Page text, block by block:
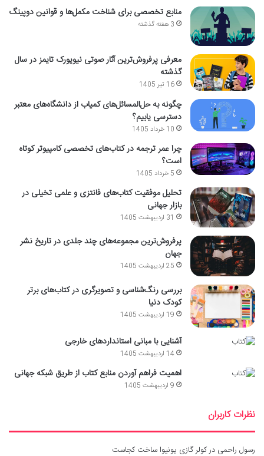
منابع تخصصی برای شناخت مکمل‌ها و قوانین دوپینگ
3 هفته گذشته
معرفی پرفروش‌ترین آثار صوتی نیویورک تایمز در سال
گذشته
16 تیر 1405
چگونه به حل‌المسائل‌های کمیاب از دانشگاه‌های معتبر
دسترسی یابیم؟
10 خرداد 1405
چرا عمر ترجمه در کتاب‌های تخصصی کامپیوتر کوتاه
است؟
5 خرداد 1405
تحلیل موفقیت کتاب‌های فانتزی و علمی تخیلی در
بازار جهانی
31 اردیبهشت 1405
پرفروش‌ترین مجموعه‌های چند جلدی در تاریخ نشر
جهان
25 اردیبهشت 1405
بررسی رنگ‌شناسی و تصویرگری در کتاب‌های برتر
کودک دنیا
19 اردیبهشت 1405
آشنایی با مبانی استانداردهای خارجی
14 اردیبهشت 1405
اهمیت فراهم آوردن منابع کتاب از طریق شبکه جهانی
9 اردیبهشت 1405
نظرات کاربران
رسول راحمی درکولر گازی یونیوا ساخت کجاست